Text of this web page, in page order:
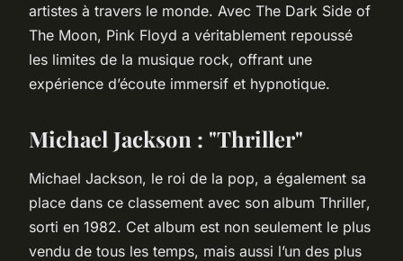
artistes à travers le monde. Avec The Dark Side of
The Moon, Pink Floyd a véritablement repoussé
les limites de la musique rock, offrant une
expérience d’écoute immersif et hypnotique.
Michael Jackson : "Thriller"
Michael Jackson, le roi de la pop, a également sa
place dans ce classement avec son album Thriller,
sorti en 1982. Cet album est non seulement le plus
vendu de tous les temps, mais aussi l’un des plus